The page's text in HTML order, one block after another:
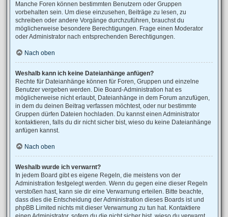
Manche Foren können bestimmten Benutzern oder Gruppen
vorbehalten sein. Um diese einzusehen, Beiträge zu lesen, zu
schreiben oder andere Vorgänge durchzuführen, brauchst du
möglicherweise besondere Berechtigungen. Frage einen Moderator
oder Administrator nach entsprechenden Berechtigungen.
Nach oben
Weshalb kann ich keine Dateianhänge anfügen?
Rechte für Dateianhänge können für Foren, Gruppen und einzelne
Benutzer vergeben werden. Die Board-Administration hat es
möglicherweise nicht erlaubt, Dateianhänge in dem Forum anzufügen,
in dem du deinen Beitrag verfassen möchtest, oder nur bestimmte
Gruppen dürfen Dateien hochladen. Du kannst einen Administrator
kontaktieren, falls du dir nicht sicher bist, wieso du keine Dateianhänge
anfügen kannst.
Nach oben
Weshalb wurde ich verwarnt?
In jedem Board gibt es eigene Regeln, die meistens von der
Administration festgelegt werden. Wenn du gegen eine dieser Regeln
verstoßen hast, kann sie dir eine Verwarnung erteilen. Bitte beachte,
dass dies die Entscheidung der Administration dieses Boards ist und
phpBB Limited nichts mit dieser Verwarnung zu tun hat. Kontaktiere